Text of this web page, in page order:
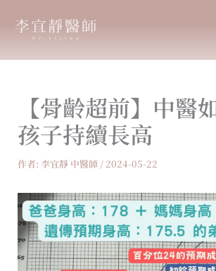
要
【骨齡超前】中醫
孩子持續長高
作者: 李宜靜 中醫師 / 2024-05-22